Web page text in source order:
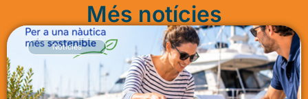
Més notícies
Notícies